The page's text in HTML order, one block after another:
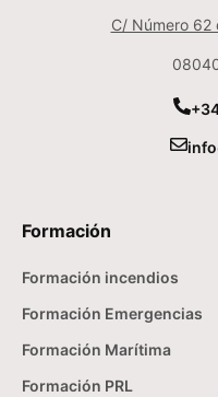
C/ Número 62
Formación
Formación incendios
Formación Emergencias
Formación Marítima
Formación PRL